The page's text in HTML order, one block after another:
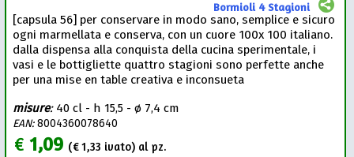
Bormioli 4 Stagioni
[capsula 56] per conservare in modo sano, semplice e sicuro
ogni marmellata e conserva, con un cuore 100x 100 italiano.
dalla dispensa alla conquista della cucina sperimentale, i
vasi e le bottigliette quattro stagioni sono perfette anche
per una mise en table creativa e inconsueta
misure: 40 cl - h 15,5 - ø 7,4 cm
EAN:8004360078640
€1,09 (€1,33 ivato) al pz.